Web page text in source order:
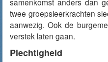
twee groepsleerkrachten
aanwezig. Ook de
verstek laten gaan.
Plechtigheid